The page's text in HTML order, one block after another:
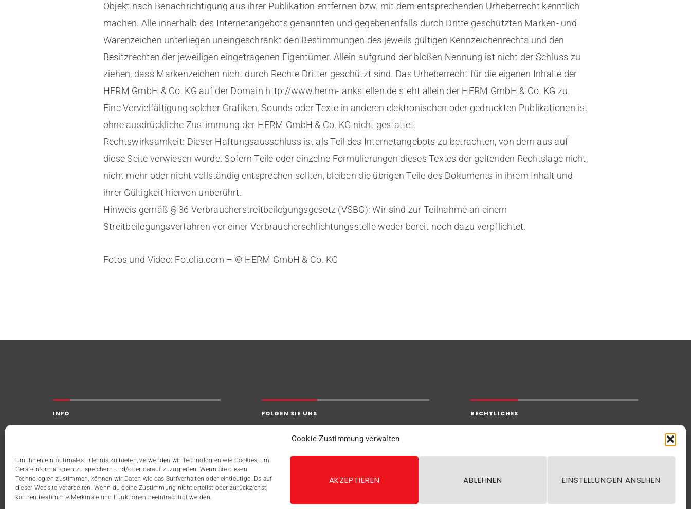
Cookie-Zustimmung verwalten
Um Ihnen ein optimales Erlebnis zu bieten, verwenden wir Technologien wie Cookies, um
Geräteinformationen zu speichern und/oder darauf zuzugreifen. Wenn Sie diesen
Technologien zustimmen, können wir Daten wie das Surfverhalten oder eindeutige IDs auf
dieser Website verarbeiten. Wenn du deine Zustimmung nicht erteilst oder zurückziehst,
können bestimmte Merkmale und Funktionen beeinträchtigt werden.
AKZEPTIEREN ABLEHNEN EINSTELLUNGEN ANSEHEN
Objekt nach Benachrichtigung aus ihrer Publikation entfernen bzw. mit dem entsprechenden Urheberrecht kenntlich
machen. Alle innerhalb des Internetangebots genannten und gegebenenfalls durch Dritte geschützten Marken- und
Warenzeichen unterliegen uneingeschränkt den Bestimmungen des jeweils gültigen Kennzeichenrechts und den
Besitzrechten der jeweiligen eingetragenen Eigentümer. Allein aufgrund der bloßen Nennung ist nicht der Schluss zu
ziehen, dass Markenzeichen nicht durch Rechte Dritter geschützt sind. Das Urheberrecht für die eigenen Inhalte der
HERM GmbH & Co. KG auf der Domain http://www.herm-tankstellen.de steht allein der HERM GmbH & Co. KG zu.
Eine Vervielfältigung solcher Grafiken, Sounds oder Texte in anderen elektronischen oder gedruckten Publikationen ist
ohne ausdrückliche Zustimmung der HERM GmbH & Co. KG nicht gestattet.
Rechtswirksamkeit: Dieser Haftungsausschluss ist als Teil des Internetangebots zu betrachten, von dem aus auf
diese Seite verwiesen wurde. Sofern Teile oder einzelne Formulierungen dieses Textes der geltenden Rechtslage nicht,
nicht mehr oder nicht vollständig entsprechen sollten, bleiben die übrigen Teile des Dokuments in ihrem Inhalt und
ihrer Gültigkeit hiervon unberührt.
Hinweis gemäß § 36 Verbraucherstreitbeilegungsgesetz (VSBG): Wir sind zur Teilnahme an einem
Streitbeilegungsverfahren vor einer Verbraucherschlichtungsstelle weder bereit noch dazu verpflichtet.
Fotos und Video: Fotolia.com – © HERM GmbH & Co. KG
INFO
Telefon:09343-6222-0
Telefax:09343-6222-50
FOLGEN SIE UNS RECHTLICHES
Datenschutz